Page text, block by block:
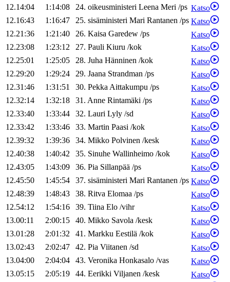
12.14:04
1:14:08 24. oikeusministeri Leena Meri /ps Katso
12.16:43
1:16:47 25. sisäministeri Mari Rantanen /ps Katso
12.21:36
1:21:40 26. Kaisa Garedew /ps
Katso
12.23:08
1:23:12 27. Pauli Kiuru /kok
Katso
12.25:01
1:25:05 28. Juha Hänninen /kok
Katso
12.29:20
1:29:24 29. Jaana Strandman /ps
Katso
12.31:46
1:31:51 30. PekkaAittakumpu /ps
Katso
12.32:14
1:32:18 31. Anne Rintamäki /ps
Katso
12.33:40
1:33:44 32. Lauri Lyly /sd
Katso
12.33:42
1:33:46 33. Martin Paasi /kok
Katso
12.39:32
1:39:36 34. Mikko Polvinen /kesk
Katso
12.40:38
1:40:42 35. Sinuhe Wallinheimo /kok
Katso
12.43:05
1:43:09 36. Pia Sillanpää /ps
Katso
12.45:50
1:45:54 37. sisäministeri Mari Rantanen /ps Katso
12.48:39
1:48:43 38. Ritva Elomaa /ps
Katso
12.54:12
1:54:16 39. Tiina Elo /vihr
Katso
13.00:11
2:00:15 40. Mikko Savola /kesk
Katso
13.01:28
2:01:32 41. Markku Eestilä /kok
Katso
13.02:43
2:02:47 42. Pia Viitanen /sd
Katso
13.04:00
2:04:04 43. Veronika Honkasalo /vas
Katso
13.05:15
2:05:19 44. Eerikki Viljanen /kesk
Katso